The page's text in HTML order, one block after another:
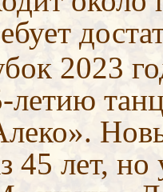
2023
летию
45 лет,